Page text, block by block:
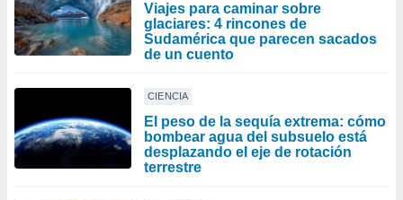
Viajes para caminar sobre
glaciares: 4 rincones de
Sudamérica que parecen sacados
de un cuento
CIENCIA
El peso de la sequía extrema: cómo
bombear agua del subsuelo está
desplazando el eje de rotación
terrestre